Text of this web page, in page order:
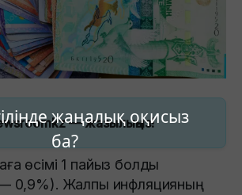
жаңалық оқисыз
ба?
— жазылыңыз!
өсімі 1 пайыз болды
— 0,9%). Жалпы инфляцияның